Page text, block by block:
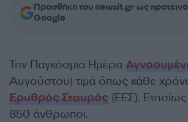
Προσθήκη του newsit.gr ως
Google
Την Παγκόσμια Ημέρα
Αυγούστου) τιμά όπως κάθε
Ερυθρός Σταυρός (ΕΕΣ). Ετησίως
850 άνθρωποι.